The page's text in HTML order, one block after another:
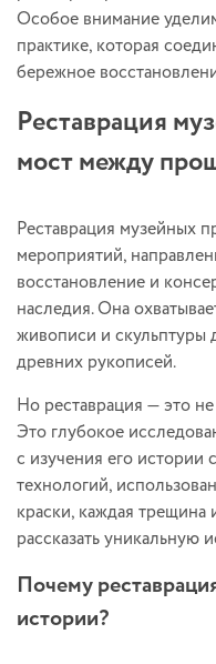
Особое внимание
практике, которая
бережное
Реставрация
мост между
Реставрация музейных
мероприятий,
восстановление и
наследия. Она
живописи и скульптуры
древних рукописей.
Но реставрация — это
Это глубокое
с изучения его истории
технологий,
краски, каждая
рассказать уникальную
Почему
истории?